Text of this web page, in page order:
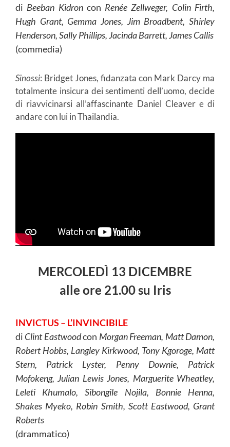
di Beeban Kidron con Renée Zellweger, Colin Firth,
Hugh Grant, Gemma Jones, Jim Broadbent, Shirley
Henderson, Sally Phillips, Jacinda Barrett, James Callis
(commedia)
Sinossi: Bridget Jones, fidanzata con Mark Darcy ma
totalmente insicura dei sentimenti dell’uomo, decide
di riavvicinarsi all’affascinante Daniel Cleaver e di
andare con lui in Thailandia.
MERCOLEDÌ 13 DICEMBRE
alle ore 21.00 su Iris
INVICTUS – L’INVINCIBILE
di Clint Eastwoodcon Morgan Freeman, Matt Damon,
Robert Hobbs, Langley Kirkwood, Tony Kgoroge, Matt
Stern, Patrick Lyster, Penny Downie, Patrick
Mofokeng, Julian Lewis Jones, Marguerite Wheatley,
Leleti Khumalo, Sibongile Nojila, Bonnie Henna,
Shakes Myeko, Robin Smith, Scott Eastwood, Grant
Roberts
(drammatico)